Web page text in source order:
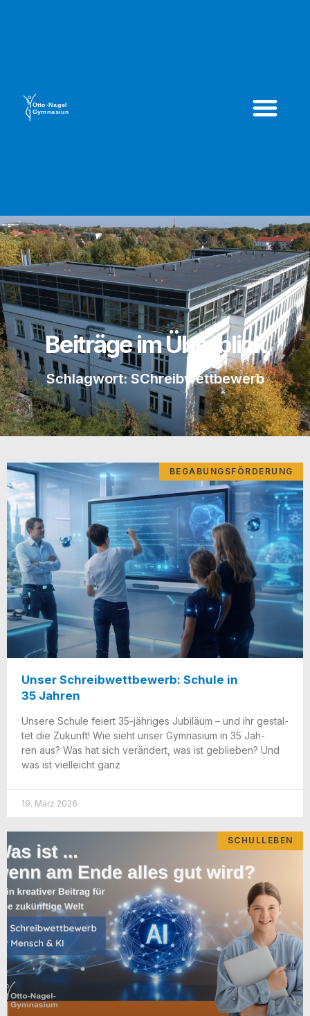
Beiträge im Überblick
Schlagwort: SChreibwettbewerb
BEGABUNGSFÖRDERUNG
Unser Schreibwettbewerb: Schule in
35 Jahren
Unse­re Schu­le fei­ert 35-jäh­ri­­ges Jubi­lä­um – und ihr gestal­
tet die Zukunft! Wie sieht unser Gym­na­si­um in 35 Jah­
ren aus? Was hat sich ver­än­dert, was ist geblie­ben? Und
was ist viel­leicht ganz
19. März 2026
SCHULLEBEN